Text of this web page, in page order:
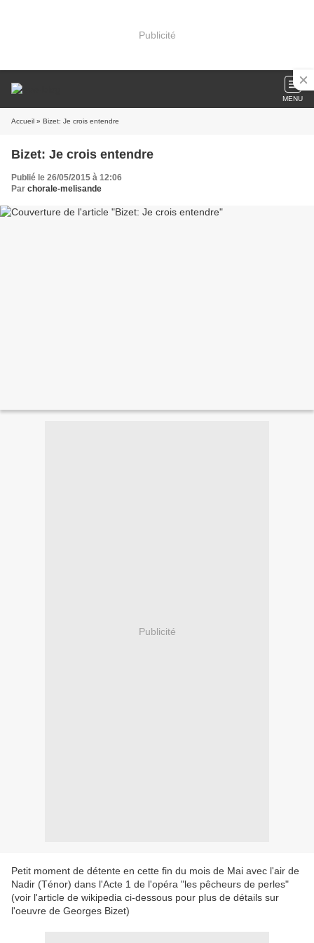
Publicité
MENU
Accueil » Bizet: Je crois entendre
Bizet: Je crois entendre
Publié le 26/05/2015 à 12:06
Par chorale-melisande
Publicité
Petit moment de détente en cette fin du mois de Mai avec l'air de
Nadir (Ténor) dans l'Acte 1 de l'opéra "les pêcheurs de perles"
(voir l'article de wikipedia ci-dessous pour plus de détails sur
l'oeuvre de Georges Bizet)